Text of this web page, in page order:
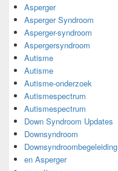
Asperger
Asperger Syndroom
Asperger-syndroom
Aspergersyndroom
Autisme
Autisme
Autisme-onderzoek
Autismespectrum
Autismespectrum
Down Syndroom Updates
Downsyndroom
Downsyndroombegeleiding
en Asperger